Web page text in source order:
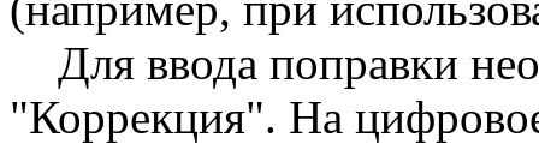
Для ввода поправки
"Коррекция". На